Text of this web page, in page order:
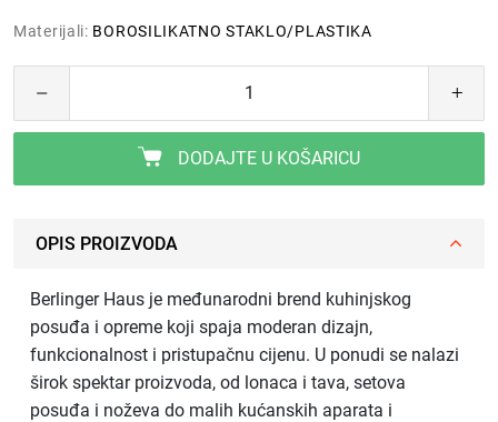
Materijali: BOROSILIKATNO STAKLO/PLASTIKA
DODAJTE U KOŠARICU
OPIS PROIZVODA
Berlinger Haus je međunarodni brend kuhinjskog
posuđa i opreme koji spaja moderan dizajn,
funkcionalnost i pristupačnu cijenu. U ponudi se nalazi
širok spektar proizvoda, od lonaca i tava, setova
posuđa i noževa do malih kućanskih aparata i